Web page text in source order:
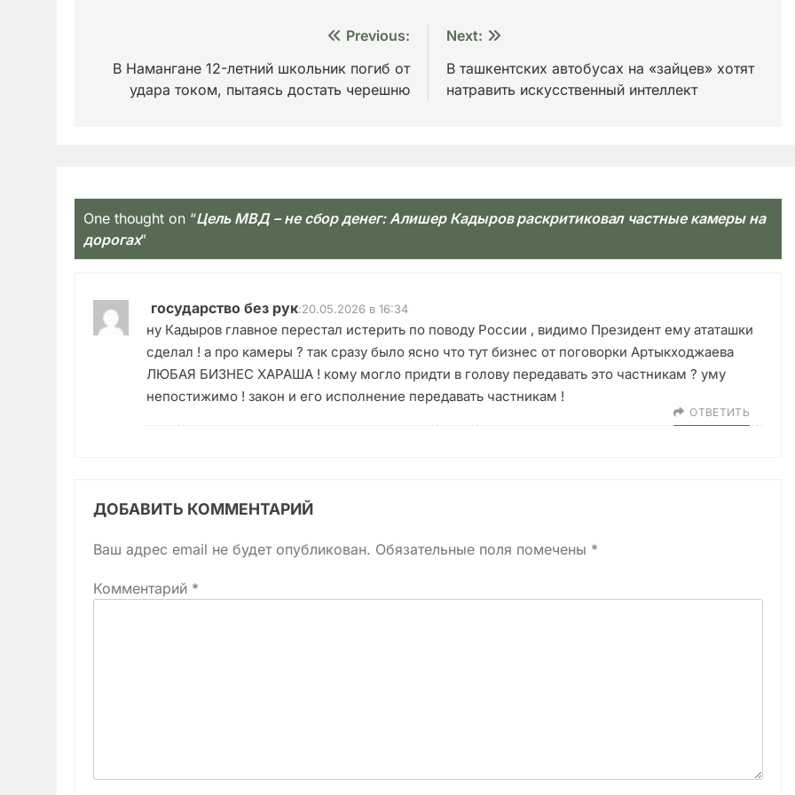
по
записям
Previous:
В Намангане 12-летний школьник погиб от
удара током, пытаясь достать черешню
Next:
В ташкентских автобусах на «зайцев» хотят
натравить искусственный интеллект
One thought on “Цель МВД – не сбор денег: Алишер Кадыров раскритиковал частные камеры на
дорогах”
государство без рук:20.05.2026 в 16:34
ну Кадыров главное перестал истерить по поводу России , видимо Президент ему ататашки
сделал ! а про камеры ? так сразу было ясно что тут бизнес от поговорки Артыкходжаева
ЛЮБАЯ БИЗНЕС ХАРАША ! кому могло придти в голову передавать это частникам ? уму
непостижимо ! закон и его исполнение передавать частникам !
ОТВЕТИТЬ
ДОБАВИТЬ КОММЕНТАРИЙ
Ваш адрес email не будет опубликован. Обязательные поля помечены *
Комментарий *